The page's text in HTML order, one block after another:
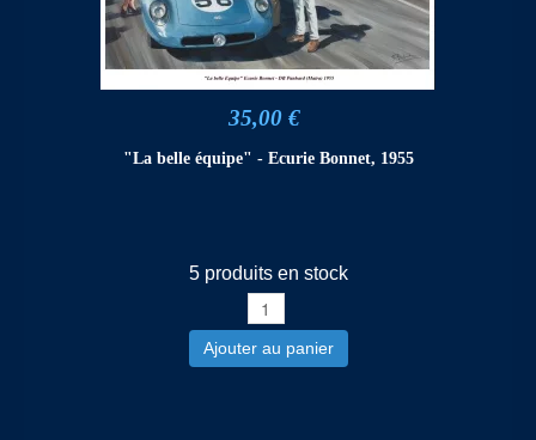
35,00 €
"La belle équipe" - Ecurie Bonnet, 1955
5 produits en stock
Ajouter au panier